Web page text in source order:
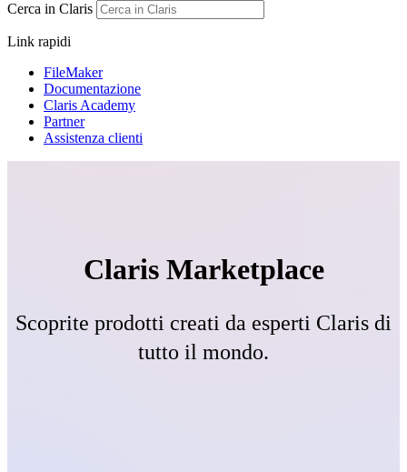
Cerca in Claris
Link rapidi
FileMaker
Documentazione
Claris Academy
Partner
Assistenza clienti
Claris Marketplace
Scoprite prodotti creati da esperti Claris di
tutto il mondo.